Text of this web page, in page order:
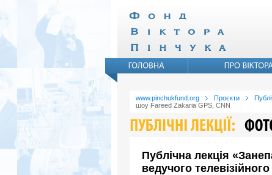
www.pinchukfund.org Проєкти
шоу Fareed Zakaria GPS, CNN
Публічна лекція
ведучого